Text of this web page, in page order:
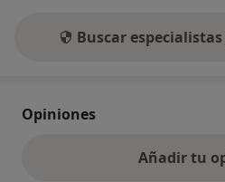
Buscar
Opiniones
Añadir tu